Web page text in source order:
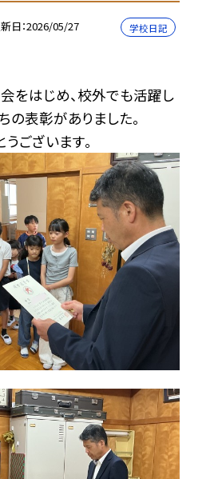
日 2026/05/27 学校日記
をはじめ、校外でも活躍し
の表彰がありました。
ございます。